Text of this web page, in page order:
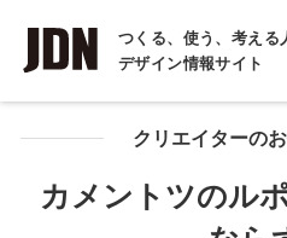
つくる、使う、考える
デザイン情報サイト
INTERVIEW
インタビュー
REPORTクリエイターの
カメントツのル